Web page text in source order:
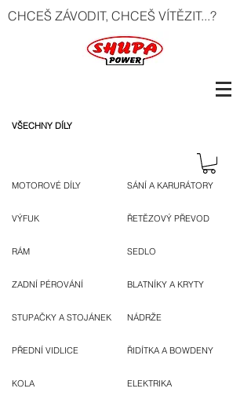
CHCEŠ ZÁVODIT, CHCEŠ VÍTĚZIT...?
VŠECHNY DÍLY
MOTOROVÉ DÍLY
VÝFUK
RÁM
ZADNÍ PÉROVÁNÍ
STUPAČKY A STOJÁNEK
PŘEDNÍ VIDLICE
KOLA
SÁNÍ A KARURÁTORY
ŘETĚZOVÝ PŘEVOD
SEDLO
BLATNÍKY A KRYTY
NÁDRŽE
ŘIDÍTKA A BOWDENY
ELEKTRIKA